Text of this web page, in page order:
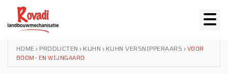
HOME › PRODUCTEN › KUHN › KUHN VERSNIPPERAARS › VOOR
BOOM- EN WIJNGAARD